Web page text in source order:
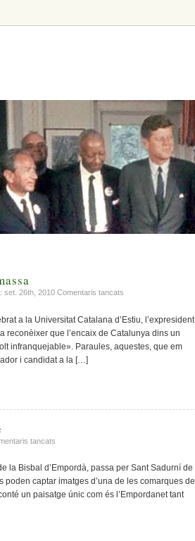
set. 26th, 2010 Comentaris tancats
cara
a
a la Universitat Catalana d’Estiu, l’expresident
reconèixer que l’encaix de Catalunya dins un
infranquejable». Paraules, aquestes, que em
i candidat a la […]
tancats
de
natura
paisatge
la Bisbal d’Empordà, passa per Sant Sadurní de
poden captar imatges d’una de les comarques de
un paisatge únic com és l’Empordanet tant